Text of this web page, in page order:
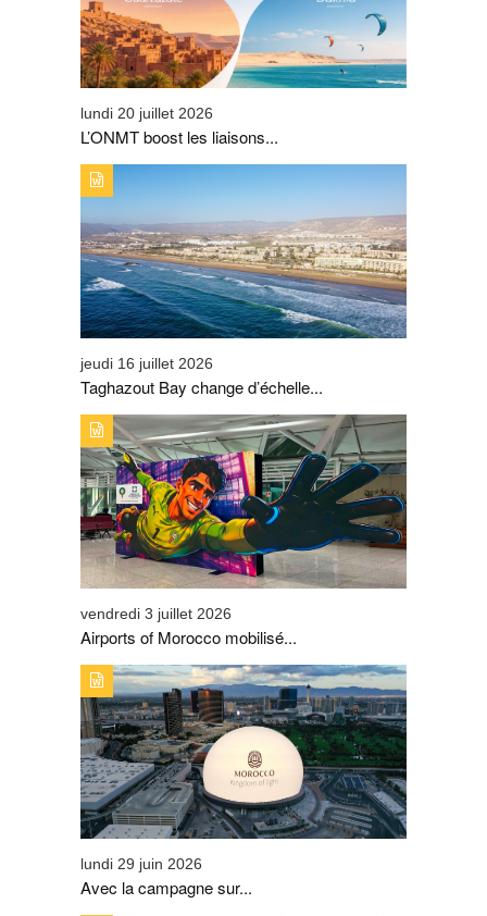
lundi 20 juillet 2026
L’ONMT boost les liaisons...
TYPE DE PUBLICATION : A_LA_UNETITRE : TAGHAZOUT
BAY CHANGE D’ÉCHELLE ET SIGNE SON PLUS BEL
ÉTÉ
jeudi 16 juillet 2026
Taghazout Bay change d’échelle...
TYPE DE PUBLICATION : A_LA_UNETITRE : AIRPORTS
OF MOROCCO MOBILISÉ POUR ACCOMPAGNER LES
GRANDS DÉPARTS DES SUPPORTERS DES LIONS DE
L’ATLAS
vendredi 3 juillet 2026
Airports of Morocco mobilisé...
TYPE DE PUBLICATION : A_LA_UNETITRE : AVEC LA
CAMPAGNE SUR LA SPHERE DE LAS VEGAS, L’ONMT
SIGNE UNE PREMIÈRE MONDIALE ET DÉCLENCHE UN
ENGOUEMENT AUTOUR DE LA MARQUE « VISIT
MOROCCO »
lundi 29 juin 2026
Avec la campagne sur...